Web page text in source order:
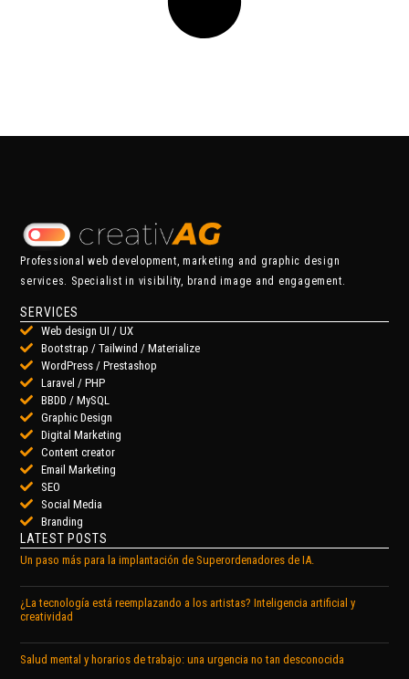
Professional web development, marketing and graphic design
services. Specialist in visibility, brand image and engagement.
SERVICES
Web design UI / UX
Bootstrap / Tailwind / Materialize
WordPress / Prestashop
Laravel / PHP
BBDD / MySQL
Graphic Design
Digital Marketing
Content creator
Email Marketing
SEO
Social Media
Branding
LATEST POSTS
Un paso más para la implantación de Superordenadores de IA.
¿La tecnología está reemplazando a los artistas? Inteligencia artificial y
creatividad
Salud mental y horarios de trabajo: una urgencia no tan desconocida